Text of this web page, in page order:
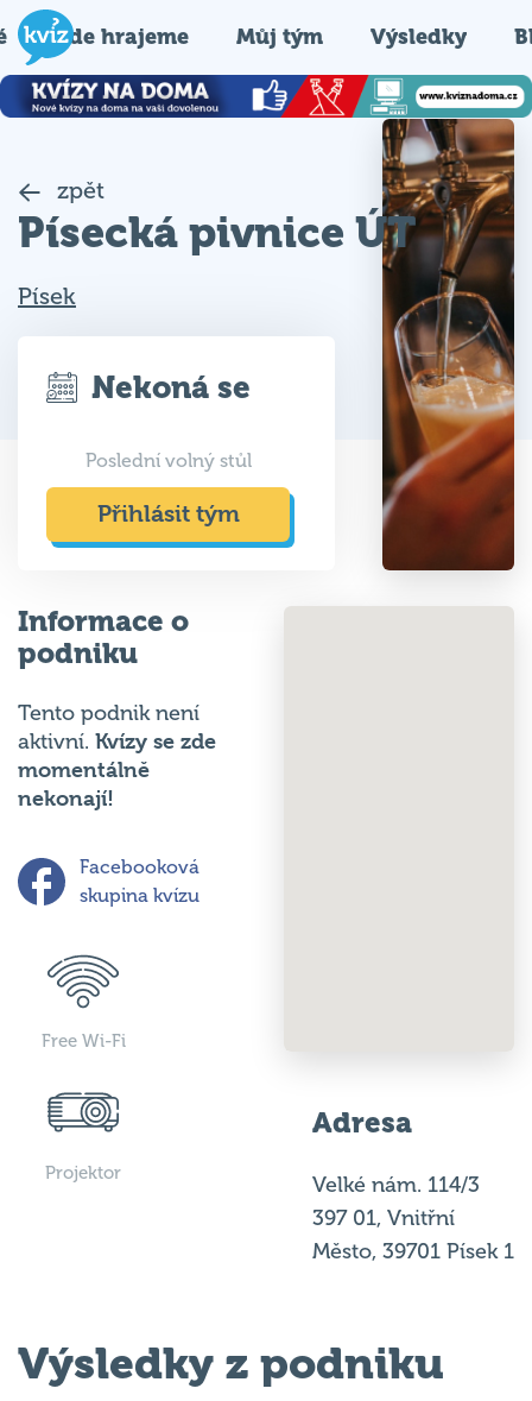
Kde hrajeme Můj tým Výsledky
zpět
Písecká pivnice ÚT
Písek
Nekoná se
Poslední volný stůl
Přihlásit tým
Informace o
podniku
Tento podnik není
aktivní. Kvízy se zde
momentálně
nekonají!
Facebooková
skupina kvízu
Free Wi-Fi
Projektor
Adresa
Velké nám. 114/3
397 01, Vnitřní
Město, 39701 Písek 1
Výsledky z podniku